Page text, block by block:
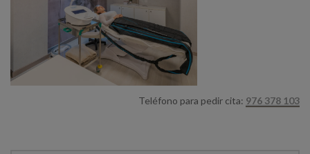
Teléfono para pedir cita: 976 378 103